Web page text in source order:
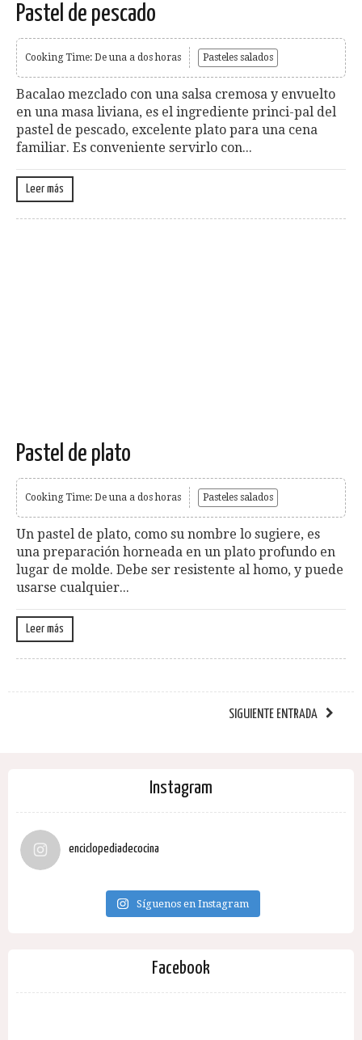
Pastel de pescado
Cooking Time: De una a dos horas Pasteles salados
Bacalao mezclado con una salsa cremosa y envuelto
en una masa liviana, es el ingrediente princi-pal del
pastel de pescado, excelente plato para una cena
familiar. Es conveniente servirlo con...
Leer más
Pastel de plato
Cooking Time: De una a dos horas Pasteles salados
Un pastel de plato, como su nombre lo sugiere, es
una preparación horneada en un plato profundo en
lugar de molde. Debe ser resistente al homo, y puede
usarse cualquier...
Leer más
SIGUIENTE ENTRADA
Instagram
enciclopediadecocina
Síguenos en Instagram
Facebook